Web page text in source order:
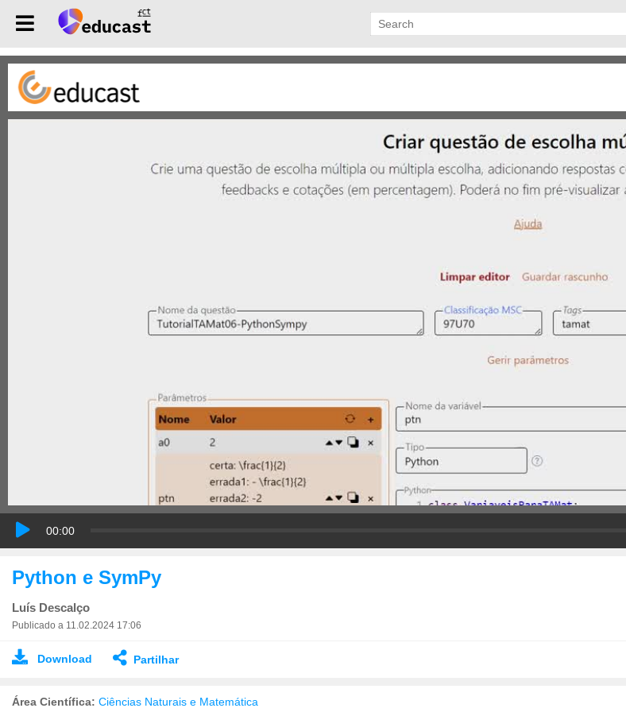
00:00
Python e SymPy
Luís Descalço
Publicado a 11.02.2024 17:06
Download Partilhar
Área Científica: Ciências Naturais e Matemática